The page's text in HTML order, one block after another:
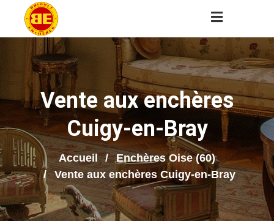
Vente aux enchères
Cuigy-en-Bray
Accueil
Enchères Oise (60)
Vente aux enchères Cuigy-en-Bray